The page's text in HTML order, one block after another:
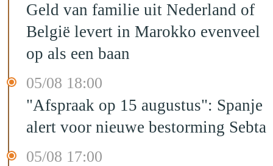
Geld van familie uit Nederland of
België levert in Marokko evenveel
op als een baan
05/08 18:00
"Afspraak op 15 augustus": Spanje
alert voor nieuwe bestorming Sebta
05/08 17:00